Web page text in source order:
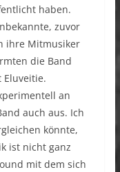
haben.
zuvor
ihre Mitmusiker
die Band
an
auch aus. Ich
könnte,
ist nicht ganz
mit dem sich